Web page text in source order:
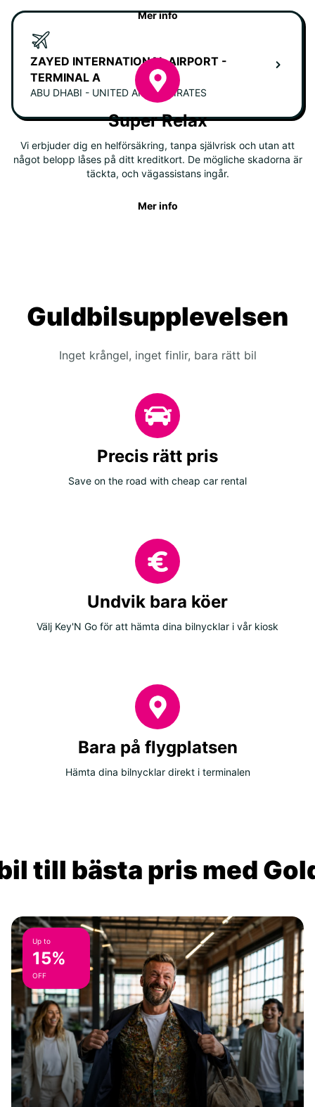
ZAYED INTERNATIONAL AIRPORT -
TERMINAL A
ABU DHABI - UNITED ARAB EMIRATES
Mer info
Super Relax
Vi erbjuder dig en helförsäkring, tanpa självrisk och utan att
något belopp låses på ditt kreditkort. De mögliche skadorna är
täckta, och vägassistans ingår.
Mer info
Guldbilsupplevelsen
Inget krångel, inget finlir, bara rätt bil
Precis rätt pris
Save on the road with cheap car rental
Undvik bara köer
Välj Key'N Go för att hämta dina bilnycklar i vår kiosk
Bara på flygplatsen
Hämta dina bilnycklar direkt i terminalen
till bästa pris med
Up to
15%
OFF